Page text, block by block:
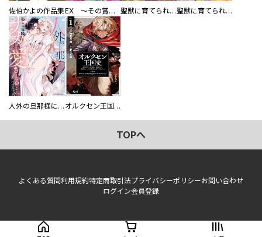
佐伯かよの作品集 EX ～その賞金稼ぎは、世界の出口を探す～【単行本版】 聖獣に育てられた少年の異世界ゆるり放浪記～神様からもらったチート魔法で、仲間たちとスローライフを満喫中～ 聖獣に育てられた少年の異世界ゆるり放浪記～神様からもらったチート魔法で、仲間たちとスローライフを満喫中～【分冊版】
人外の旦那様に娶られ毎晩ナカまで愛される…。アンソロジー オルクセン王国史
TOPへ
よくある質問利用規約特定商取引法プライバシーポリシーお問い合わせ
ログイン会員登録